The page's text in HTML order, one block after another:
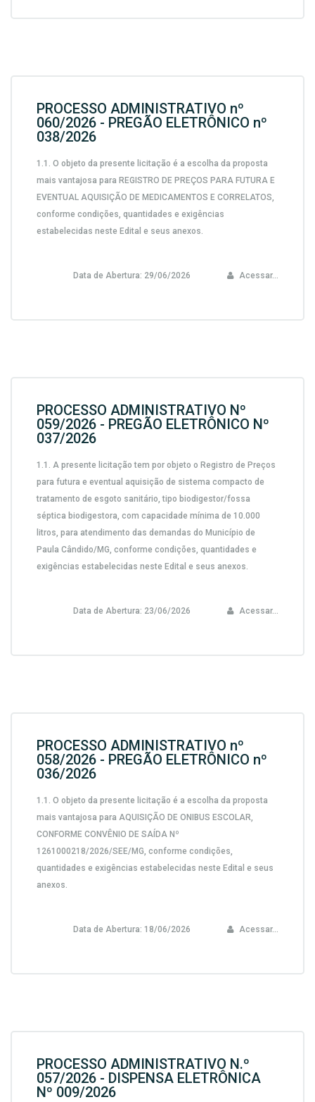
PROCESSO ADMINISTRATIVO nº
060/2026 - PREGÃO ELETRÔNICO nº
038/2026
1.1. O objeto da presente licitação é a escolha da proposta
mais vantajosa para REGISTRO DE PREÇOS PARA FUTURA E
EVENTUAL AQUISIÇÃO DE MEDICAMENTOS E CORRELATOS,
conforme condições, quantidades e exigências
estabelecidas neste Edital e seus anexos.
Data de Abertura: 29/06/2026 Acessar...
PROCESSO ADMINISTRATIVO Nº
059/2026 - PREGÃO ELETRÔNICO Nº
037/2026
1.1. A presente licitação tem por objeto o Registro de Preços
para futura e eventual aquisição de sistema compacto de
tratamento de esgoto sanitário, tipo biodigestor/fossa
séptica biodigestora, com capacidade mínima de 10.000
litros, para atendimento das demandas do Município de
Paula Cândido/MG, conforme condições, quantidades e
exigências estabelecidas neste Edital e seus anexos.
Data de Abertura: 23/06/2026 Acessar...
PROCESSO ADMINISTRATIVO nº
058/2026 - PREGÃO ELETRÔNICO nº
036/2026
1.1. O objeto da presente licitação é a escolha da proposta
mais vantajosa para AQUISIÇÃO DE ONIBUS ESCOLAR,
CONFORME CONVÊNIO DE SAÍDA Nº
1261000218/2026/SEE/MG, conforme condições,
quantidades e exigências estabelecidas neste Edital e seus
anexos.
Data de Abertura: 18/06/2026 Acessar...
PROCESSO ADMINISTRATIVO N.º
057/2026 - DISPENSA ELETRÔNICA
Nº 009/2026